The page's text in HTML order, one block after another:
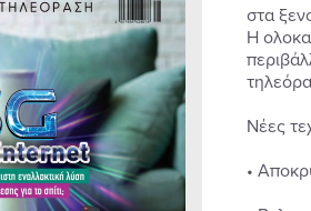
στα
Η
Νέες
•